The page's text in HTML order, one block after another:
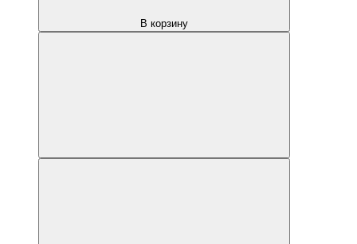
В корзину